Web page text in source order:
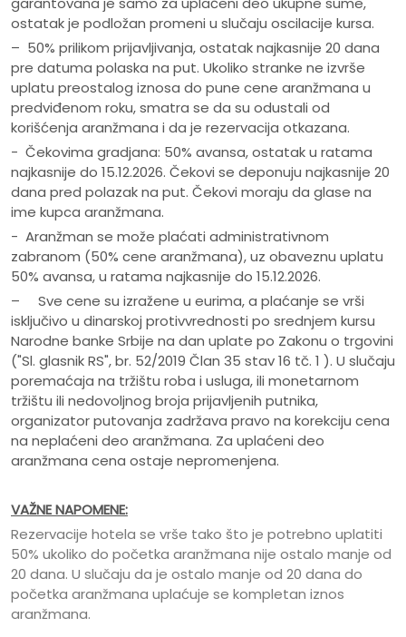
ostatak je podložan promeni u slučaju oscilacije kursa.
– 50% prilikom prijavljivanja, ostatak najkasnije 20 dana
pre datuma polaska na put. Ukoliko stranke ne izvrše
uplatu preostalog iznosa do pune cene aranžmana u
predviđenom roku, smatra se da su odustali od
korišćenja aranžmana i da je rezervacija otkazana.
- Čekovima gradjana: 50% avansa, ostatak u ratama
najkasnije do 15.12.2026. Čekovi se deponuju najkasnije 20
dana pred polazak na put. Čekovi moraju da glase na
ime kupca aranžmana.
- Aranžman se može plaćati administrativnom
zabranom (50% cene aranžmana), uz obaveznu uplatu
50% avansa, u ratama najkasnije do 15.12.2026.
– Sve cene su izražene u eurima, a plaćanje se vrši
isključivo u dinarskoj protivvrednosti po srednjem kursu
Narodne banke Srbije na dan uplate po Zakonu o trgovini
("Sl. glasnik RS", br. 52/2019 Član 35 stav 16 tč. 1 ). U slučaju
poremaćaja na tržištu roba i usluga, ili monetarnom
tržištu ili nedovoljnog broja prijavljenih putnika,
organizator putovanja zadržava pravo na korekciju cena
na neplaćeni deo aranžmana. Za uplaćeni deo
aranžmana cena ostaje nepromenjena.
VAŽNE NAPOMENE:
Rezervacije hotela se vrše tako što je potrebno uplatiti
50% ukoliko do početka aranžmana nije ostalo manje od
20 dana. U slučaju da je ostalo manje od 20 dana do
početka aranžmana uplaćuje se kompletan iznos
aranžmana.